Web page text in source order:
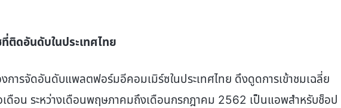
ติดอันดับในประเทศไทย
ารจัดอันดับแพลตฟอร์มอีคอมเมิร์ซในประเทศไทย ดึงดูดการเข้าชมเฉลี่ย
ดือน ระหว่างเดือนพฤษภาคมถึงเดือนกรกฎาคม 2562 เป็นแอพสำหรับช็อป